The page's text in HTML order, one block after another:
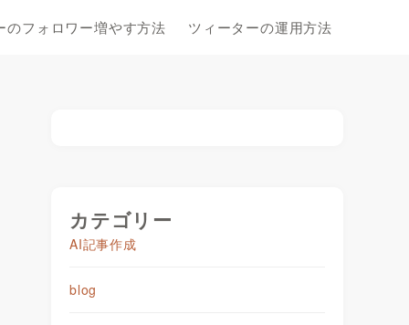
のフォロワー増やす方法 ツィーターの運用方法
カテゴリー
AI記事作成
blog